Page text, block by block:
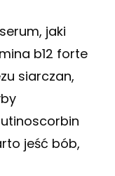
jaki
b12 forte
siarczan,
jeść bób,